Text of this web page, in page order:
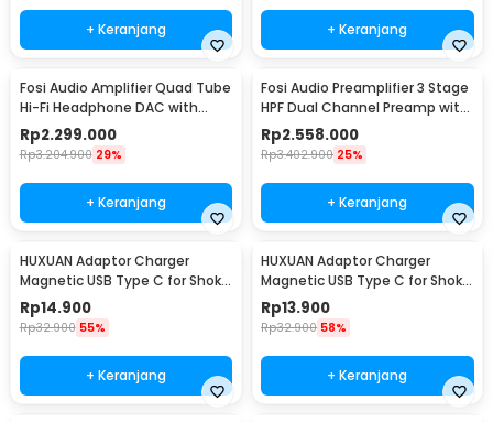
+ Keranjang + Keranjang
Fosi Audio Amplifier Quad Tube
Hi-Fi Headphone DAC with
Volume Knob - GR70
Rp2.299.000
Rp3.204.900 29%
+ Keranjang
Fosi Audio Preamplifier 3 Stage
HPF Dual Channel Preamp with
Remote - ZP3
Rp2.558.000
Rp3.402.900 25%
+ Keranjang
HUXUAN Adaptor Charger
Magnetic USB Type C for Shokz
Bone Conduction 2 Pin - HX11
Rp14.900
Rp32.900 55%
+ Keranjang
HUXUAN Adaptor Charger
Magnetic USB Type C for Shokz
Bone Conduction 4 Pin - HX11
Rp13.900
Rp32.900 58%
+ Keranjang